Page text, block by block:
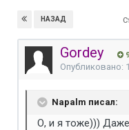
НАЗАД
Gordey 9
Опубликовано:
Napalm писал:
О, и я тоже))) Даже